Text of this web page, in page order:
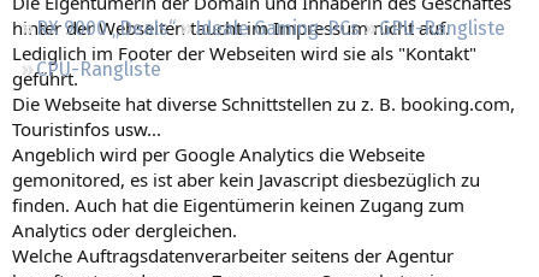
RX 9000 „Deals“
Ideale Gaming-PCs
GPU-Rangliste
CPU-Rangliste
hinter der Webseiten taucht im Impressum nicht auf.
Lediglich im Footer der Webseiten wird sie als "Kontakt"
geführt.
Die Webseite hat diverse Schnittstellen zu z. B. booking.com,
Touristinfos usw...
Angeblich wird per Google Analytics die Webseite
gemonitored, es ist aber kein Javascript diesbezüglich zu
finden. Auch hat die Eigentümerin keinen Zugang zum
Analytics oder dergleichen.
Welche Auftragsdatenverarbeiter seitens der Agentur